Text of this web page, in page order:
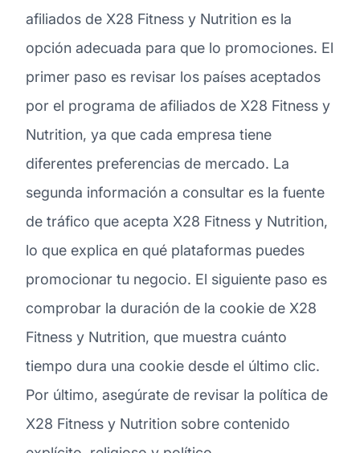
afiliados de X28 Fitness y Nutrition es la
opción adecuada para que lo promociones. El
primer paso es revisar los países aceptados
por el programa de afiliados de X28 Fitness y
Nutrition, ya que cada empresa tiene
diferentes preferencias de mercado. La
segunda información a consultar es la fuente
de tráfico que acepta X28 Fitness y Nutrition,
lo que explica en qué plataformas puedes
promocionar tu negocio. El siguiente paso es
comprobar la duración de la cookie de X28
Fitness y Nutrition, que muestra cuánto
tiempo dura una cookie desde el último clic.
Por último, asegúrate de revisar la política de
X28 Fitness y Nutrition sobre contenido